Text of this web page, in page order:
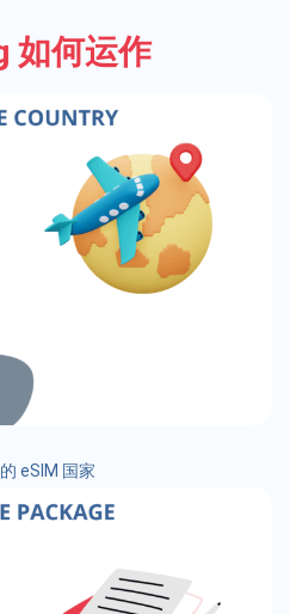
如何运作
eSIM 国家